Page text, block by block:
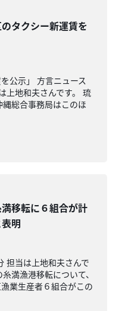
タクシー新運賃を
公示」 方言ニュース
上地和夫さんです。 琉
総合事務局はこのほ
移転に６組合が計
明
担当は上地和夫さんで
満漁港移転について、
業生産者６組合がこの